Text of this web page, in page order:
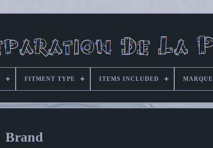
FITMENT TYPE ITEMS INCLUDED MARQUE
Brand